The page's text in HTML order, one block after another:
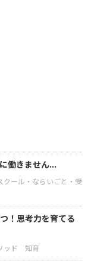
働きません...
クール・ならいごと・受
！思考力を育てる
ッド 知育